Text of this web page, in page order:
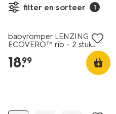
filter en sorteer 1
nieuw
babyromper LENZING™
ECOVERO™ rib - 2 stuks
18.
99